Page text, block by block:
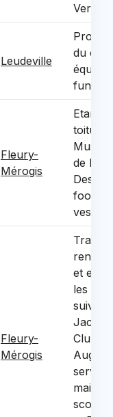
Verne
Leudeville
Projet
du
Fleury-
Mérogis
toiture
de
Fleury-
Mérogis
et
les
Club
mairie,